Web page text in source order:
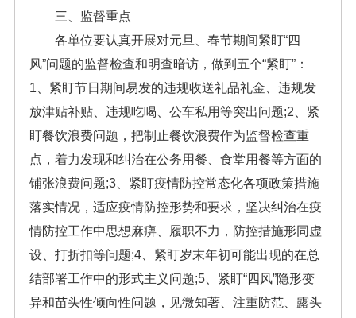
三、监督重点
各单位要认真开展对元旦、春节期间紧盯“四
风”问题的监督检查和明查暗访，做到五个“紧盯”：
1、紧盯节日期间易发的违规收送礼品礼金、违规发
放津贴补贴、违规吃喝、公车私用等突出问题;2、紧
盯餐饮浪费问题，把制止餐饮浪费作为监督检查重
点，着力发现和纠治在公务用餐、食堂用餐等方面的
铺张浪费问题;3、紧盯疫情防控常态化各项政策措施
落实情况，适应疫情防控形势和要求，坚决纠治在疫
情防控工作中思想麻痹、履职不力，防控措施形同虚
设、打折扣等问题;4、紧盯岁末年初可能出现的在总
结部署工作中的形式主义问题;5、紧盯“四风”隐形变
异和苗头性倾向性问题，见微知著、注重防范、露头